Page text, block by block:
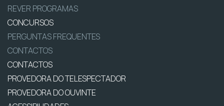
REVER PROGRAMAS
CONCURSOS
PERGUNTAS FREQUENTES
CONTACTOS
CONTACTOS
PROVEDORA DO TELESPECTADOR
PROVEDORA DO OUVINTE